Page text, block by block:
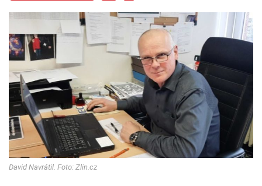
David Navrátil. Foto: Zlin.cz